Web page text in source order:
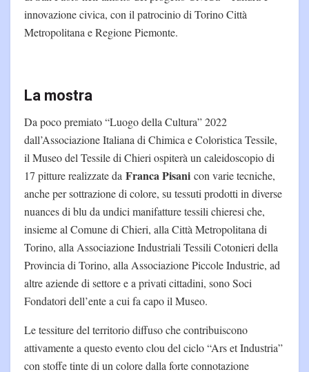
innovazione civica, con il patrocinio di Torino Città
Metropolitana e Regione Piemonte.
La mostra
Da poco premiato “Luogo della Cultura” 2022
dall’Associazione Italiana di Chimica e Coloristica Tessile,
il Museo del Tessile di Chieri ospiterà un caleidoscopio di
17 pitture realizzate da Franca Pisani con varie tecniche,
anche per sottrazione di colore, su tessuti prodotti in diverse
nuances di blu da undici manifatture tessili chieresi che,
insieme al Comune di Chieri, alla Città Metropolitana di
Torino, alla Associazione Industriali Tessili Cotonieri della
Provincia di Torino, alla Associazione Piccole Industrie, ad
altre aziende di settore e a privati cittadini, sono Soci
Fondatori dell’ente a cui fa capo il Museo.
Le tessiture del territorio diffuso che contribuiscono
attivamente a questo evento clou del ciclo “Ars et Industria”
con stoffe tinte di un colore dalla forte connotazione